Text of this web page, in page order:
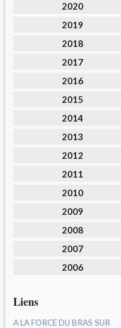
2020
2019
2018
2017
2016
2015
2014
2013
2012
2011
2010
2009
2008
2007
2006
Liens
A LA FORCE DU BRAS SUR